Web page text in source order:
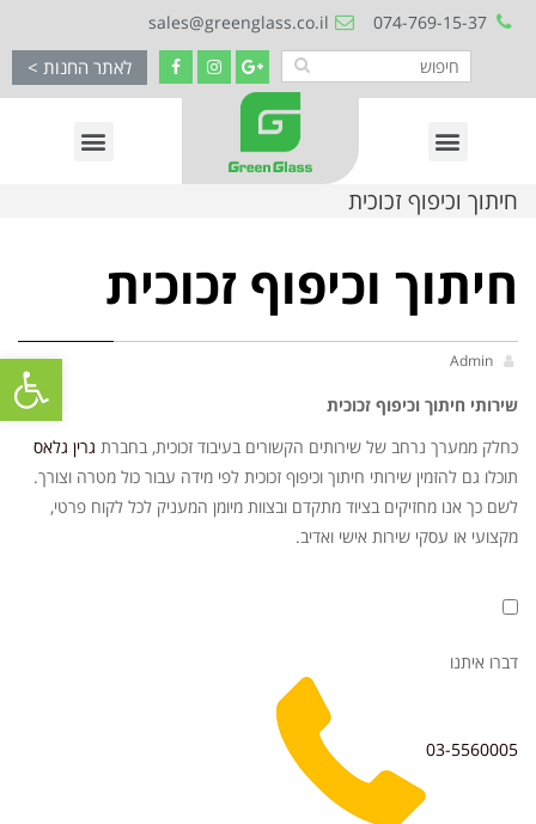
פתח
074-769-15-37
sales@greenglass.co.il
לאתר החנות >
חיתוך וכיפוף זכוכית
חיתוך וכיפוף זכוכית
Admin
שירותי חיתוך וכיפוף זכוכית
כחלק ממערך נרחב של שירותים הקשורים בעיבוד זכוכית, בחברת גרין גלאס
תוכלו גם להזמין שירותי חיתוך וכיפוף זכוכית לפי מידה עבור כול מטרה וצורך.
לשם כך אנו מחזיקים בציוד מתקדם ובצוות מיומן המעניק לכל לקוח פרטי,
מקצועי או עסקי שירות אישי ואדיב.
דברו איתנו
03-5560005